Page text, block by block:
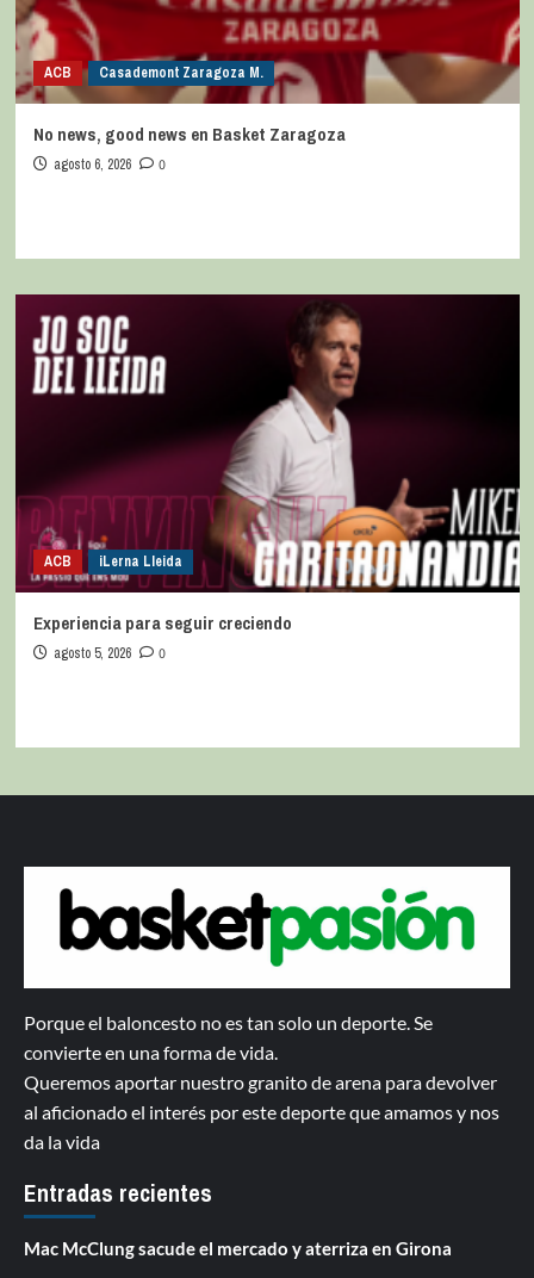
ACB Casademont Zaragoza M.
No news, good news en Basket Zaragoza
agosto 6, 2026 0
ACB iLerna Lleida
Experiencia para seguir creciendo
agosto 5, 2026 0
Porque el baloncesto no es tan solo un deporte. Se
convierte en una forma de vida.
Queremos aportar nuestro granito de arena para devolver
al aficionado el interés por este deporte que amamos y nos
da la vida
Entradas recientes
Mac McClung sacude el mercado y aterriza en Girona